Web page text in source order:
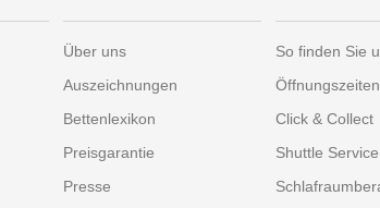
Über uns
Auszeichnungen
Bettenlexikon
Preisgarantie
Presse
So finden Sie
Öffnungszeiten
Click & Collect
Shuttle Service